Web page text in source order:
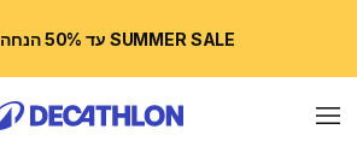
SUMMER SALE עד 50% הנחה 🛍️
Menu